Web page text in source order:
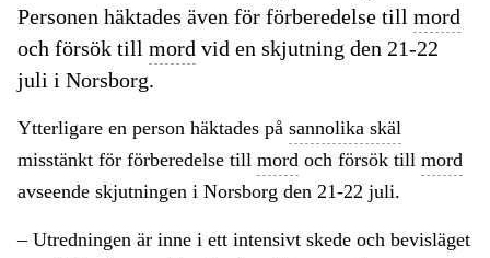
Personen häktades även för förberedelse till mord
och försök till mord vid en skjutning den 21-22
juli i Norsborg.
Ytterligare en person häktades på sannolika skäl
misstänkt för förberedelse till mord och försök till mord
avseende skjutningen i Norsborg den 21-22 juli.
– Utredningen är inne i ett intensivt skede och bevisläget